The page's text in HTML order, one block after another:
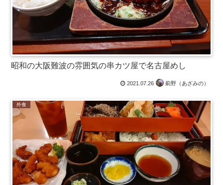
昭和の大阪難波の雰囲気の串カツ屋で名古屋めし
2021.07.26 薊野（あざみの）
外食